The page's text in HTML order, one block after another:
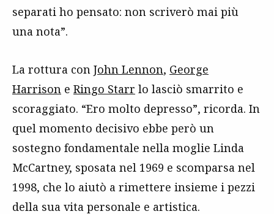
separati ho pensato: non scriverò mai più
una nota”.
La rottura con John Lennon, George
Harrison e Ringo Starr lo lasciò smarrito e
scoraggiato. “Ero molto depresso”, ricorda. In
quel momento decisivo ebbe però un
sostegno fondamentale nella moglie Linda
McCartney, sposata nel 1969 e scomparsa nel
1998, che lo aiutò a rimettere insieme i pezzi
della sua vita personale e artistica.